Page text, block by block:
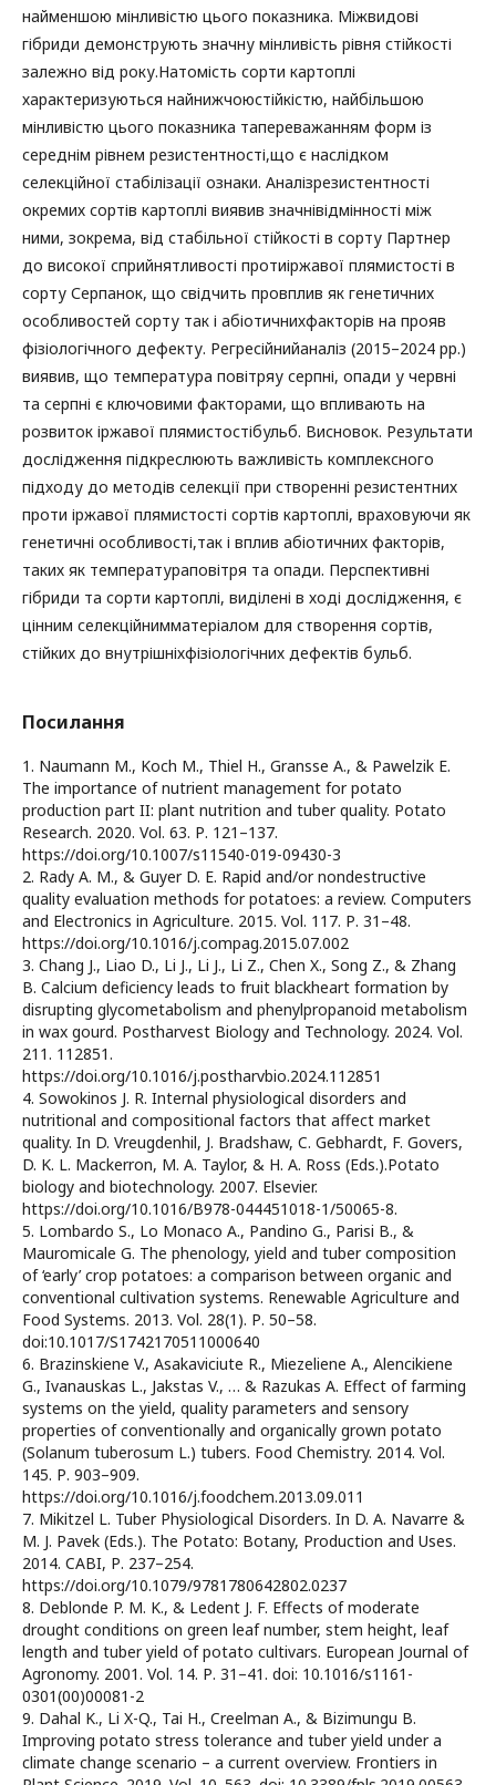
найменшою мінливістю цього показника. Міжвидові
гібриди демонструють значну мінливість рівня стійкості
залежно від року.Натомість сорти картоплі
характеризуються найнижчоюстійкістю, найбільшою
мінливістю цього показника тапереважанням форм із
середнім рівнем резистентності,що є наслідком
селекційної стабілізації ознаки. Аналізрезистентності
окремих сортів картоплі виявив значнівідмінності між
ними, зокрема, від стабільної стійкості в сорту Партнер
до високої сприйнятливості протиіржавої плямистості в
сорту Серпанок, що свідчить провплив як генетичних
особливостей сорту так і абіотичнихфакторів на прояв
фізіологічного дефекту. Регресійнийаналіз (2015–2024 рр.)
виявив, що температура повітряу серпні, опади у червні
та серпні є ключовими факторами, що впливають на
розвиток іржавої плямистостібульб. Висновок. Результати
дослідження підкреслюють важливість комплексного
підходу до методів селекції при створенні резистентних
проти іржавої плямистості сортів картоплі, враховуючи як
генетичні особливості,так і вплив абіотичних факторів,
таких як температураповітря та опади. Перспективні
гібриди та сорти картоплі, виділені в ході дослідження, є
цінним селекційнимматеріалом для створення сортів,
стійких до внутрішніхфізіологічних дефектів бульб.
Посилання
1. Naumann M., Koch M., Thiel H., Gransse A., & Pawelzik E.
The importance of nutrient management for potato
production part II: plant nutrition and tuber quality. Potato
Research. 2020. Vol. 63. Р. 121–137.
https://doi.org/10.1007/s11540-019-09430-3
2. Rady A. M., & Guyer D. E. Rapid and/or nondestructive
quality evaluation methods for potatoes: a review. Computers
and Electronics in Agriculture. 2015. Vol. 117. Р. 31–48.
https://doi.org/10.1016/j.compag.2015.07.002
3. Chang J., Liao D., Li J., Li J., Li Z., Chen X., Song Z., & Zhang
B. Calcium deficiency leads to fruit blackheart formation by
disrupting glycometabolism and phenylpropanoid metabolism
in wax gourd. Postharvest Biology and Technology. 2024. Vol.
211. 112851.
https://doi.org/10.1016/j.postharvbio.2024.112851
4. Sowokinos J. R. Internal physiological disorders and
nutritional and compositional factors that affect market
quality. In D. Vreugdenhil, J. Bradshaw, C. Gebhardt, F. Govers,
D. K. L. Mackerron, M. A. Taylor, & H. A. Ross (Eds.).Potato
biology and biotechnology. 2007. Elsevier.
https://doi.org/10.1016/B978-044451018-1/50065-8.
5. Lombardo S., Lo Monaco A., Pandino G., Parisi B., &
Mauromicale G. The phenology, yield and tuber composition
of ‘early’ crop potatoes: a comparison between organic and
conventional cultivation systems. Renewable Agriculture and
Food Systems. 2013. Vol. 28(1). Р. 50–58.
doi:10.1017/S1742170511000640
6. Brazinskiene V., Asakaviciute R., Miezeliene A., Alencikiene
G., Ivanauskas L., Jakstas V., … & Razukas A. Effect of farming
systems on the yield, quality parameters and sensory
properties of conventionally and organically grown potato
(Solanum tuberosum L.) tubers. Food Chemistry. 2014. Vol.
145. Р. 903–909.
https://doi.org/10.1016/j.foodchem.2013.09.011
7. Mikitzel L. Tuber Physiological Disorders. In D. A. Navarre &
M. J. Pavek (Eds.). The Potato: Botany, Production and Uses.
2014. CABI, Р. 237–254.
https://doi.org/10.1079/9781780642802.0237
8. Deblonde P. M. K., & Ledent J. F. Effects of moderate
drought conditions on green leaf number, stem height, leaf
length and tuber yield of potato cultivars. European Journal of
Agronomy. 2001. Vol. 14. Р. 31–41. doi: 10.1016/s1161-
0301(00)00081-2
9. Dahal K., Li X-Q., Tai H., Creelman A., & Bizimungu B.
Improving potato stress tolerance and tuber yield under a
climate change scenario – a current overview. Frontiers in